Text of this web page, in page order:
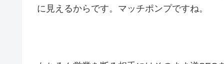
に見えるからです。マッチポンプですね。